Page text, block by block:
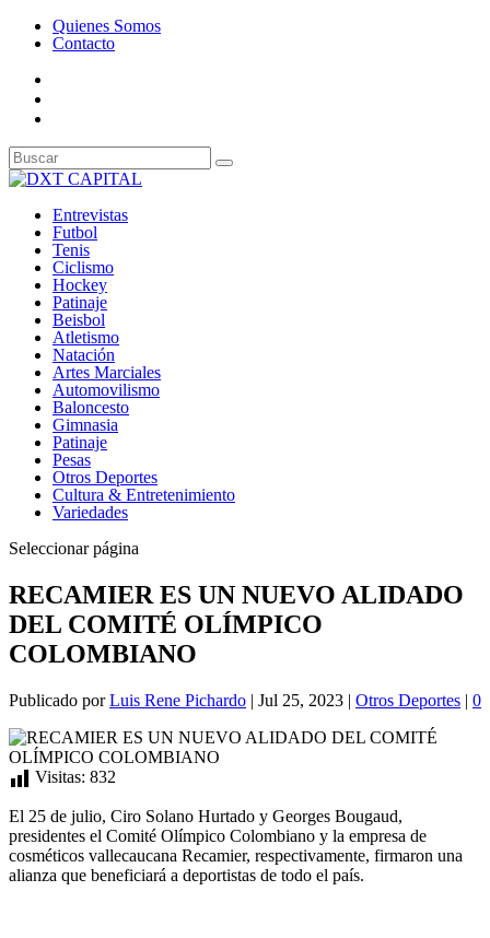
Quienes Somos
Contacto
Entrevistas
Futbol
Tenis
Ciclismo
Hockey
Patinaje
Beisbol
Atletismo
Natación
Artes Marciales
Automovilismo
Baloncesto
Gimnasia
Patinaje
Pesas
Otros Deportes
Cultura & Entretenimiento
Variedades
Seleccionar página
RECAMIER ES UN NUEVO ALIDADO
DEL COMITÉ OLÍMPICO
COLOMBIANO
Publicado porLuis Rene Pichardo | Jul 25, 2023 | Otros Deportes | 0
Visitas: 832
El 25 de julio, Ciro Solano Hurtado y Georges Bougaud,
presidentes el Comité Olímpico Colombiano y la empresa de
cosméticos vallecaucana Recamier, respectivamente, firmaron una
alianza que beneficiará a deportistas de todo el país.